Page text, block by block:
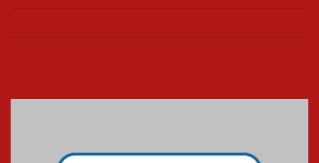
Colégio Presbiteriano
os funcionários
07.11.2024